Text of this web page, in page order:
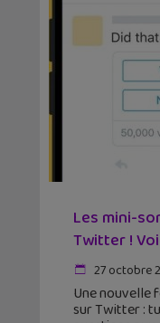
Les mini-
Twitter !
27 octobre
Une nouvelle
sur Twitter :